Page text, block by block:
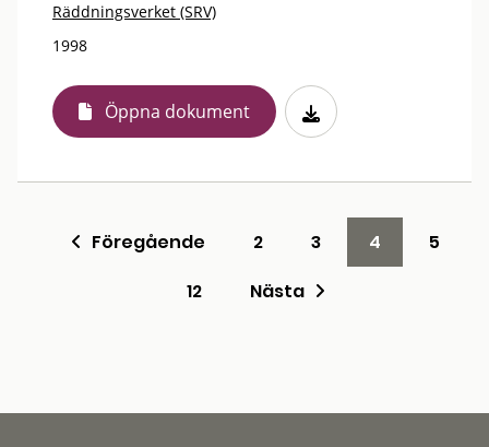
Räddningsverket (SRV)
1998
Öppna dokument
Föregående 2 3 4
5
12
Nästa